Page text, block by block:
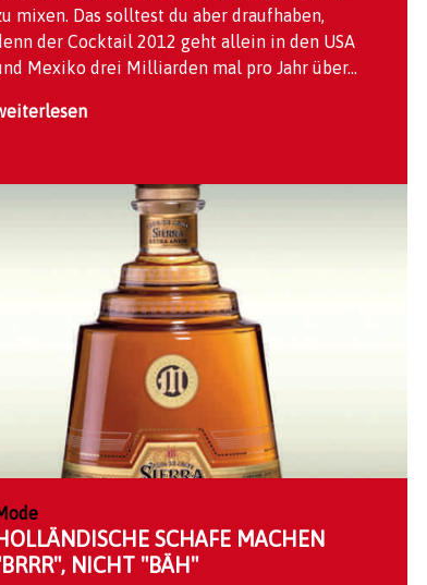
mixen. Das solltest du aber draufhaben,
der Cocktail 2012 geht allein in den USA
Mexiko drei Milliarden mal pro Jahr über...
SCHAFE MACHEN
NICHT "BÄH"